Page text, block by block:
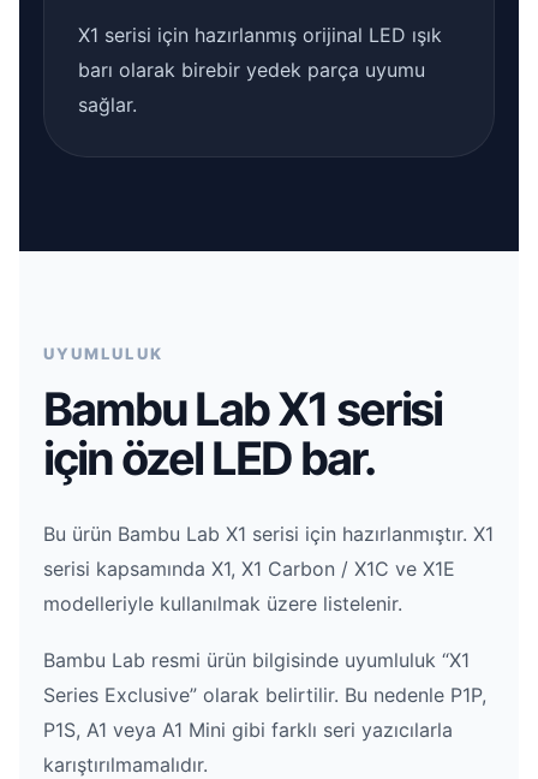
X1 serisi için hazırlanmış orijinal LED ışık
barı olarak birebir yedek parça uyumu
sağlar.
UYUMLULUK
Bambu Lab X1 serisi
için özel LED bar.
Bu ürün Bambu Lab X1 serisi için hazırlanmıştır. X1
serisi kapsamında X1, X1 Carbon / X1C ve X1E
modelleriyle kullanılmak üzere listelenir.
Bambu Lab resmi ürün bilgisinde uyumluluk “X1
Series Exclusive” olarak belirtilir. Bu nedenle P1P,
P1S, A1 veya A1 Mini gibi farklı seri yazıcılarla
karıştırılmamalıdır.